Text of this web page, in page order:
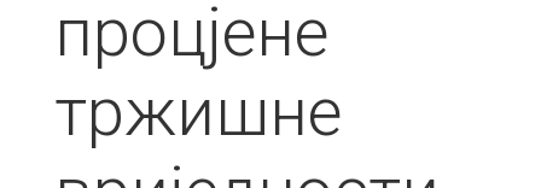
процјене
тржишне